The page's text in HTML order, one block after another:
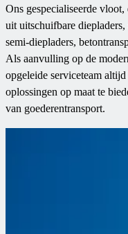
Ons gespecialiseerde
uit uitschuifbare
semi-diepladers,
Als aanvulling op de
opgeleide serviceteam
oplossingen op maat te
van goederentransport.